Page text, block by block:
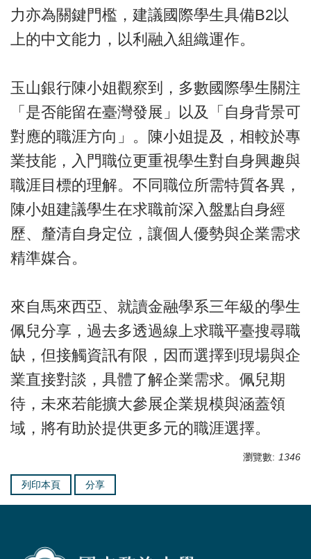
力亦為關鍵門檻，建議國際學生具備B2以
上的中文能力，以利融入組織運作。
玉山銀行陳小姐觀察到，多數國際學生關注
「是否能留在臺灣發展」以及「自身背景可
對應的職涯方向」。陳小姐提及，相較於專
業技能，入門職位更重視學生對自身興趣與
職涯目標的理解。不同職位所需特質各異，
陳小姐建議學生在求職前深入盤點自身經
歷、釐清自身定位，讓個人優勢與企業需求
精準媒合。
來自馬來西亞、就讀金融學系三年級的學生
佩兒分享，過去多透過線上求職平臺搜尋職
缺，但接觸資訊有限，因而選擇到現場與企
業直接對談，具體了解企業需求。佩兒期
待，未來若能擴大參展企業規模與涵蓋領
域，將有助於提供更多元的職涯選擇。
瀏覽數: 1346
列印本頁 分享